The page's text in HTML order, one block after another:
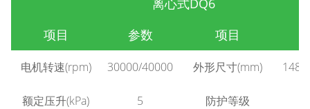
离心式DQ6
项目
参数 项目
电机转速(rpm) 30000/40000 外形尺寸(mm)
额定压升(kPa) 5 防护等级